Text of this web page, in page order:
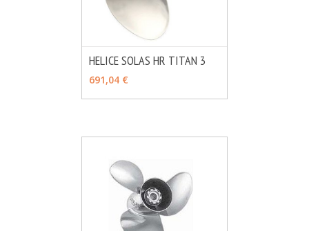
HELICE SOLAS HR TITAN 3
691,04 €